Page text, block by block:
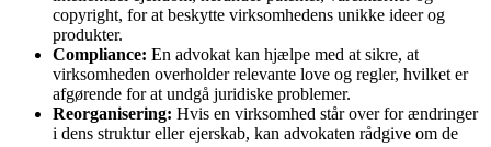
copyright, for at beskytte virksomhedens unikke ideer og
produkter.
Compliance: En advokat kan hjælpe med at sikre, at
virksomheden overholder relevante love og regler, hvilket er
afgørende for at undgå juridiske problemer.
Reorganisering: Hvis en virksomhed står over for ændringer
i dens struktur eller ejerskab, kan advokaten rådgive om de